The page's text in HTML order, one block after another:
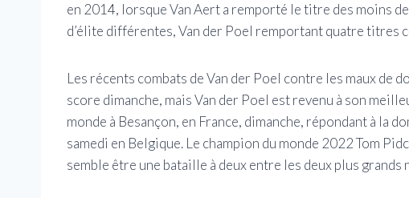
en 2014, lorsque Van Aert a remporté le titre des moins
d’élite différentes, Van der Poel remportant quatre titres
Les récents combats de Van der Poel contre les maux de
score dimanche, mais Van der Poel est revenu à son
monde à Besançon, en France, dimanche, répondant à la
samedi en Belgique. Le champion du monde 2022 Tom
semble être une bataille à deux entre les deux plus grands